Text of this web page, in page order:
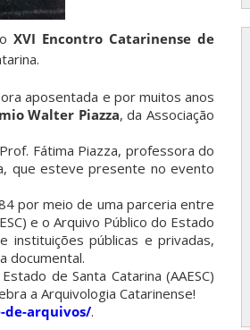
oXVI Encontro Catarinense de
aposentada e por muitos anos
Walter Piazza, da Associação
Fátima Piazza, professora do
que esteve presente no evento
por meio de uma parceria entre
e o Arquivo Público do Estado
instituições públicas e privadas,
documental.
de Santa Catarina (AAESC)
a Arquivologia Catarinense!
de-arquivos/.